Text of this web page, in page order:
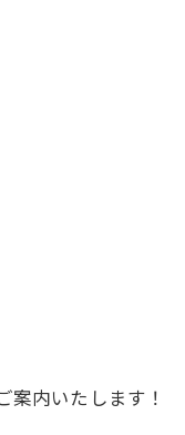
案内いたします！